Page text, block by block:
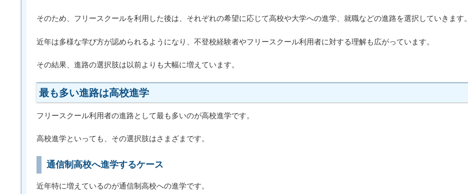
そのため、フリースクールを利用した後は、それぞれの希望に応じて高校や大学への進学、就職などの進路を選択していきます。
近年は多様な学び方が認められるようになり、不登校経験者やフリースクール利用者に対する理解も広がっています。
その結果、進路の選択肢は以前よりも大幅に増えています。
最も多い進路は高校進学
フリースクール利用者の進路として最も多いのが高校進学です。
高校進学といっても、その選択肢はさまざまです。
通信制高校へ進学するケース
近年特に増えているのが通信制高校への進学です。